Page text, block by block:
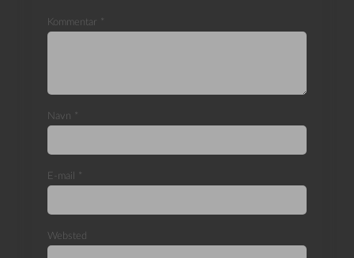
Kommentar *
Navn *
E-mail *
Websted